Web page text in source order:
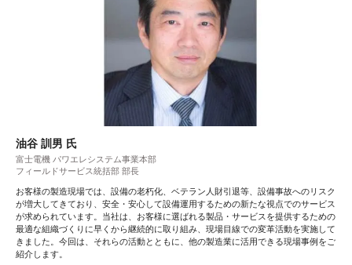
油谷 訓男 氏
富士電機 パワエレシステム事業本部
フィールドサービス統括部 部長
お客様の製造現場では、設備の老朽化、ベテラン人財引退等、設備事故へのリスク
が増大してきており、安全・安心して設備運用するための新たな視点でのサービス
が求められています。当社は、お客様に選ばれる製品・サービスを提供するための
最適な組織づくりに早くから継続的に取り組み、現場目線での変革活動を実施して
きました。今回は、それらの活動とともに、他の製造業に活用できる現場事例をご
紹介します。